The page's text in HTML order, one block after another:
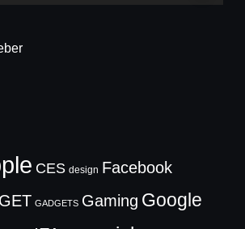
CES design Facebook
GADGETS Gaming Google